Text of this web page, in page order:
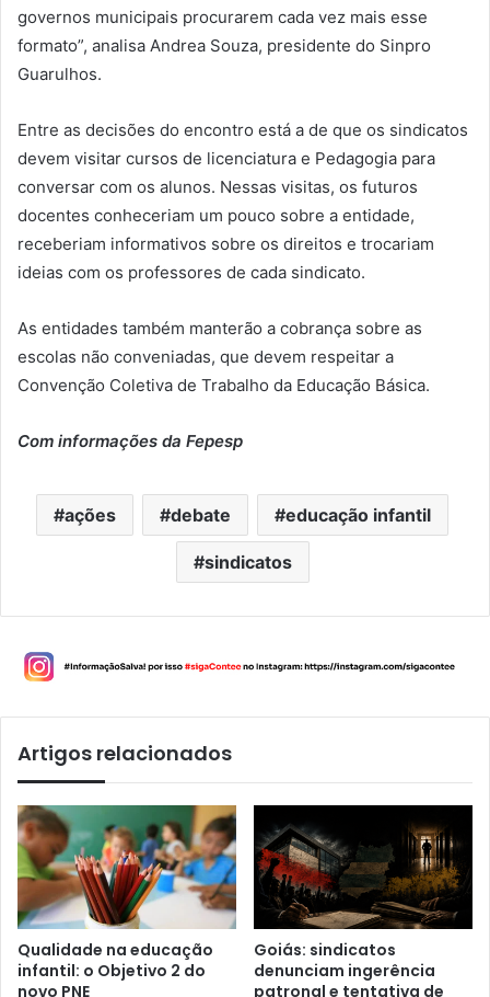
governos municipais procurarem cada vez mais esse
formato”, analisa Andrea Souza, presidente do Sinpro
Guarulhos.
Entre as decisões do encontro está a de que os sindicatos
devem visitar cursos de licenciatura e Pedagogia para
conversar com os alunos. Nessas visitas, os futuros
docentes conheceriam um pouco sobre a entidade,
receberiam informativos sobre os direitos e trocariam
ideias com os professores de cada sindicato.
As entidades também manterão a cobrança sobre as
escolas não conveniadas, que devem respeitar a
Convenção Coletiva de Trabalho da Educação Básica.
Com informações da Fepesp
ações debate educação infantil
sindicatos
Artigos relacionados
Qualidade na educação
infantil: o Objetivo 2 do
novo PNE
Goiás: sindicatos
denunciam ingerência
patronal e tentativa de